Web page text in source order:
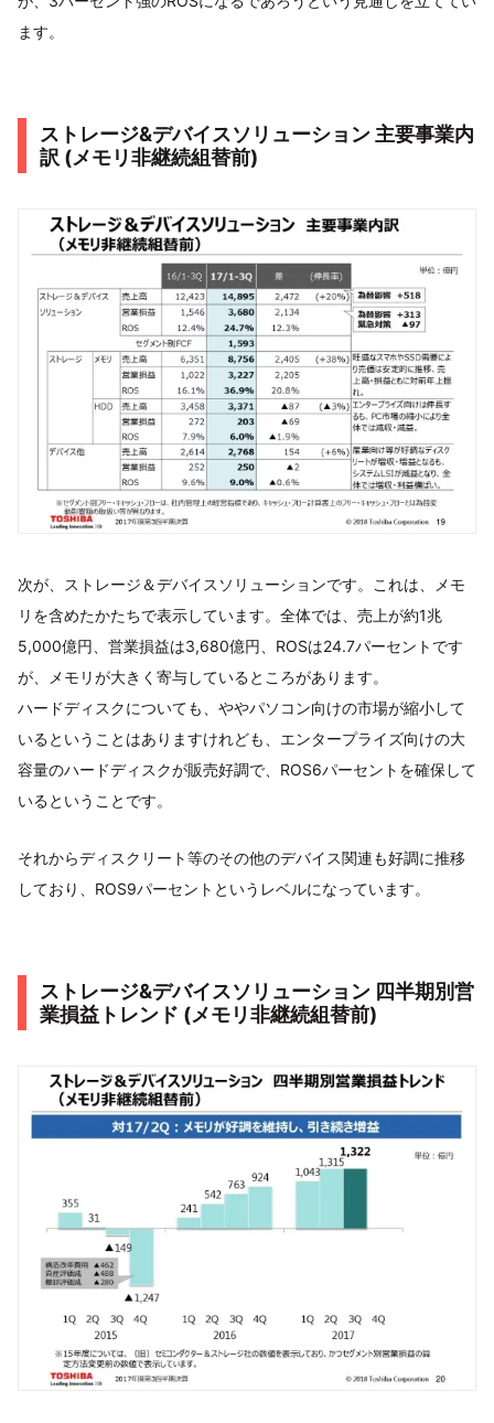
ます。
ストレージ&デバイスソリューション 主要事業内
訳 (メモリ非継続組替前)
次が、ストレージ＆デバイスソリューションです。これは、メモ
リを含めたかたちで表示しています。全体では、売上が約1兆
5,000億円、営業損益は3,680億円、ROSは24.7パーセントです
が、メモリが大きく寄与しているところがあります。
ハードディスクについても、ややパソコン向けの市場が縮小して
いるということはありますけれども、エンタープライズ向けの大
容量のハードディスクが販売好調で、ROS6パーセントを確保して
いるということです。
それからディスクリート等のその他のデバイス関連も好調に推移
しており、ROS9パーセントというレベルになっています。
ストレージ&デバイスソリューション 四半期別営
業損益トレンド (メモリ非継続組替前)